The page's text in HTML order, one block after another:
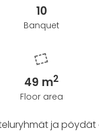
10
Banquet
49 m2
Floor area
ja pöydät